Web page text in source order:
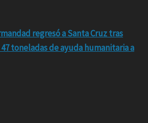
regresó a Santa Cruz tras
toneladas de ayuda humanitaria a